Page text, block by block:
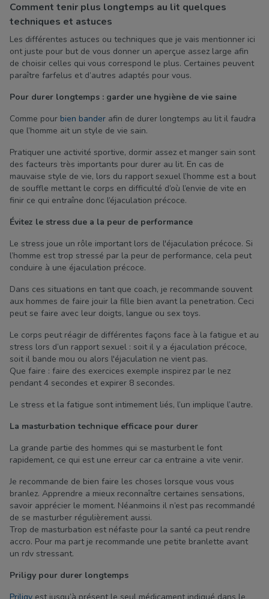
Comment tenir plus longtemps au lit quelques
techniques et astuces
Les différentes astuces ou techniques que je vais mentionner ici
ont juste pour but de vous donner un aperçue assez large afin
de choisir celles qui vous correspond le plus. Certaines peuvent
paraître farfelus et d’autres adaptés pour vous.
Pour durer longtemps : garder une hygiène de vie saine
Comme pour bien bander afin de durer longtemps au lit il faudra
que l’homme ait un style de vie sain.
Pratiquer une activité sportive, dormir assez et manger sain sont
des facteurs très importants pour durer au lit. En cas de
mauvaise style de vie, lors du rapport sexuel l’homme est a bout
de souffle mettant le corps en difficulté d’où l’envie de vite en
finir ce qui entraîne donc l’éjaculation précoce.
Évitez le stress due a la peur de performance
Le stress joue un rôle important lors de l'éjaculation précoce. Si
l’homme est trop stressé par la peur de performance, cela peut
conduire à une éjaculation précoce.
Dans ces situations en tant que coach, je recommande souvent
aux hommes de faire jouir la fille bien avant la penetration. Ceci
peut se faire avec leur doigts, langue ou sex toys.
Le corps peut réagir de différentes façons face à la fatigue et au
stress lors d’un rapport sexuel : soit il y a éjaculation précoce,
soit il bande mou ou alors l'éjaculation ne vient pas.
Que faire : faire des exercices exemple inspirez par le nez
pendant 4 secondes et expirer 8 secondes.
Le stress et la fatigue sont intimement liés, l’un implique l’autre.
La masturbation technique efficace pour durer
La grande partie des hommes qui se masturbent le font
rapidement, ce qui est une erreur car ca entraine a vite venir.
Je recommande de bien faire les choses lorsque vous vous
branlez. Apprendre a mieux reconnaître certaines sensations,
savoir apprécier le moment. Néanmoins il n’est pas recommandé
de se masturber régulièrement aussi.
Trop de masturbation est néfaste pour la santé ca peut rendre
accro. Pour ma part je recommande une petite branlette avant
un rdv stressant.
Priligy pour durer longtemps